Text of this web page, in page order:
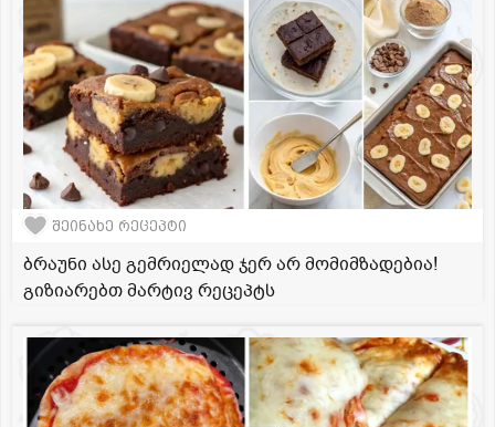
შეინახე რეცეპტი
ბრაუნი ასე გემრიელად ჯერ არ მომიმზადებია!
გიზიარებთ მარტივ რეცეპტს